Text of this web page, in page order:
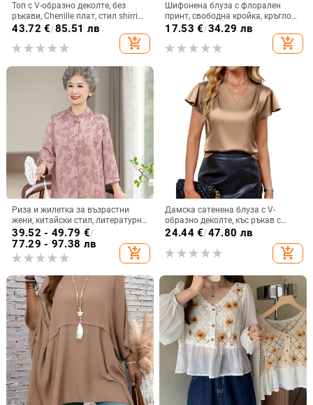
Топ с V-образно деколте, без
ръкави, Chenille плат, стил shirring
и splicing
43.72 €/85.51 лв
add_shopping_cart
Шифонена блуза с флорален
принт, свободна кройка, кръгло
деколте, пуловер стил
17.53 €/34.29 лв
add_shopping_cart
Риза и жилетка за възрастни
жени, китайски стил, литературно
ретро, съдържание на тъканта
30–50%, без яка
39.52 - 49.79 €/
77.29 - 97.38 лв
add_shopping_cart
Дамска сатенена блуза с V-
образно деколте, къс ръкав с
лотосов лист, свободна кройка,
24.44€/47.80 лв
add_shopping_cart